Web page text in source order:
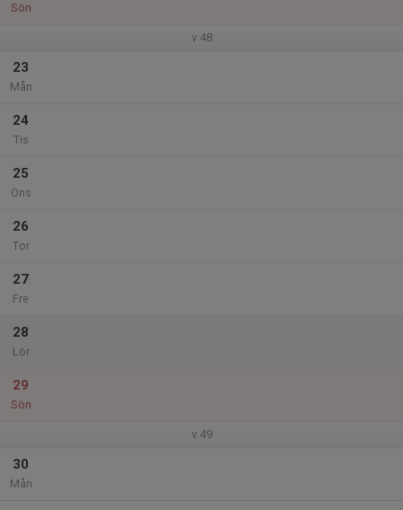
Sön
v.48
23
Mån
24
Tis
25
Ons
26
Tor
27
Fre
28
Lör
29
Sön
v.49
30
Mån